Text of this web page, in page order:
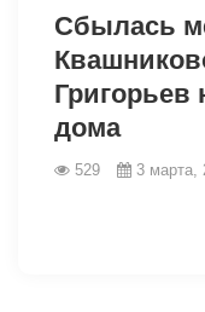
Сбылась
Григорьев
дома
529 3 марта,